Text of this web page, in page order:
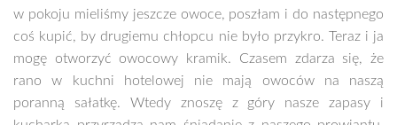
w pokoju mieliśmy jeszcze owoce, poszłam i do następnego
coś kupić, by drugiemu chłopcu nie było przykro. Teraz i ja
mogę otworzyć owocowy kramik. Czasem zdarza się, że
rano w kuchni hotelowej nie mają owoców na naszą
poranną sałatkę. Wtedy znoszę z góry nasze zapasy i